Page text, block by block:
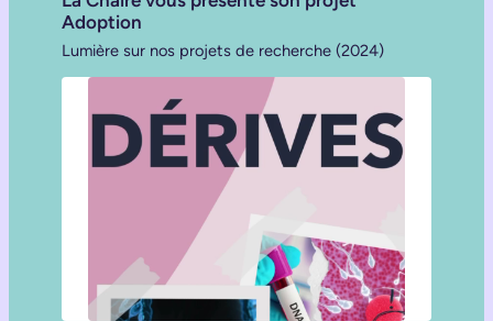
Adoption
Lumière sur nos projets de recherche (2024)